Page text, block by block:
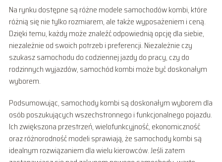
Na rynku dostępne są różne modele samochodów kombi, które
różnią się nie tylko rozmiarem, ale także wyposażeniem i ceną.
Dzięki temu, każdy może znaleźć odpowiednią opcję dla siebie,
niezależnie od swoich potrzeb i preferencji. Niezależnie czy
szukasz samochodu do codziennej jazdy do pracy, czy do
rodzinnych wyjazdów, samochód kombi może być doskonałym
wyborem.
Podsumowując, samochody kombi są doskonałym wyborem dla
osób poszukujących wszechstronnego i funkcjonalnego pojazdu.
Ich zwiększona przestrzeń, wielofunkcyjność, ekonomiczność
oraz różnorodność modeli sprawiają, że samochody kombi są
idealnym rozwiązaniem dla wielu kierowców. Jeśli zatem